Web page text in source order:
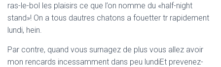
ras-le-bol les plaisirs ce que l’on nomme du «half-night
stand»! On a tous dautres chatons a fouetter tr rapidement
lundi, hein.
Par contre, quand vous surnagez de plus vous allez avoir
mon rencards incessamment dans peu lundiEt prevenez-